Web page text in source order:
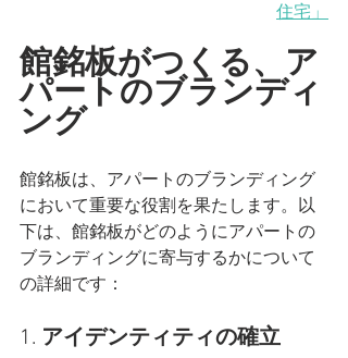
住宅」
館銘板がつくる、ア
パートのブランディ
ング
館銘板は、アパートのブランディング
において重要な役割を果たします。以
下は、館銘板がどのようにアパートの
ブランディングに寄与するかについて
の詳細です：
1. アイデンティティの確立